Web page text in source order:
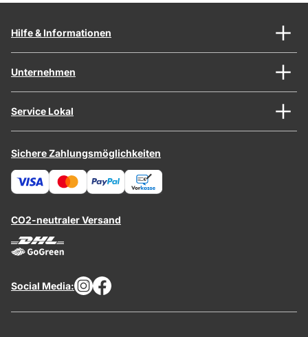
Hilfe & Informationen
Unternehmen
Service Lokal
Sichere Zahlungsmöglichkeiten
CO2-neutraler Versand
Social Media: